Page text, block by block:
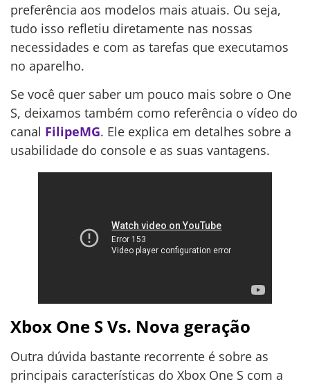
preferência aos modelos mais atuais. Ou seja,
tudo isso refletiu diretamente nas nossas
necessidades e com as tarefas que executamos
no aparelho.
Se você quer saber um pouco mais sobre o One
S, deixamos também como referência o vídeo do
canal FilipeMG. Ele explica em detalhes sobre a
usabilidade do console e as suas vantagens.
Xbox One S Vs. Nova geração
Outra dúvida bastante recorrente é sobre as
principais características do Xbox One S com a